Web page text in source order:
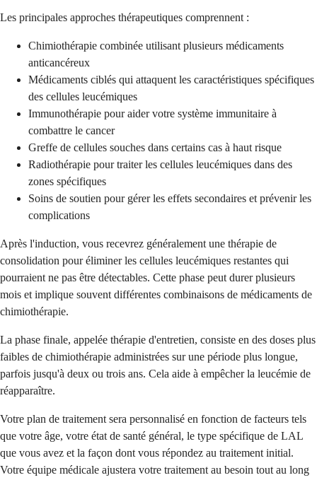
Les principales approches thérapeutiques comprennent :
Chimiothérapie combinée utilisant plusieurs médicaments
anticancéreux
Médicaments ciblés qui attaquent les caractéristiques spécifiques
des cellules leucémiques
Immunothérapie pour aider votre système immunitaire à
combattre le cancer
Greffe de cellules souches dans certains cas à haut risque
Radiothérapie pour traiter les cellules leucémiques dans des
zones spécifiques
Soins de soutien pour gérer les effets secondaires et prévenir les
complications
Après l'induction, vous recevrez généralement une thérapie de
consolidation pour éliminer les cellules leucémiques restantes qui
pourraient ne pas être détectables. Cette phase peut durer plusieurs
mois et implique souvent différentes combinaisons de médicaments de
chimiothérapie.
La phase finale, appelée thérapie d'entretien, consiste en des doses plus
faibles de chimiothérapie administrées sur une période plus longue,
parfois jusqu'à deux ou trois ans. Cela aide à empêcher la leucémie de
réapparaître.
Votre plan de traitement sera personnalisé en fonction de facteurs tels
que votre âge, votre état de santé général, le type spécifique de LAL
que vous avez et la façon dont vous répondez au traitement initial.
Votre équipe médicale ajustera votre traitement au besoin tout au long